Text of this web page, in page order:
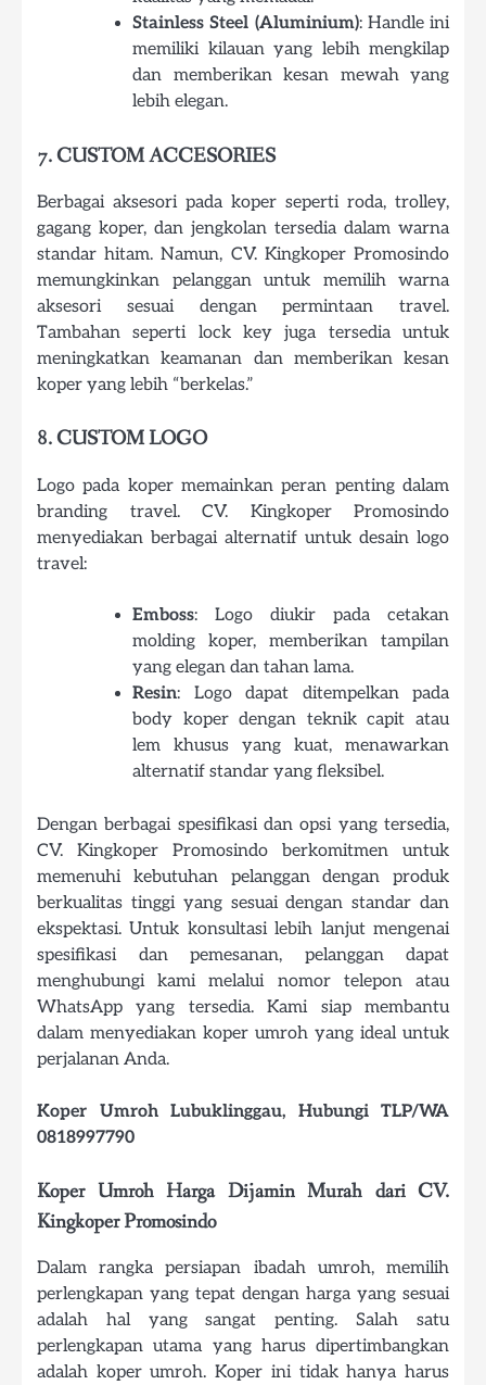
Stainless Steel (Aluminium): Handle ini
memiliki kilauan yang lebih mengkilap
dan memberikan kesan mewah yang
lebih elegan.
7. CUSTOM ACCESORIES
Berbagai aksesori pada koper seperti roda, trolley,
gagang koper, dan jengkolan tersedia dalam warna
standar hitam. Namun, CV. Kingkoper Promosindo
memungkinkan pelanggan untuk memilih warna
aksesori sesuai dengan permintaan travel.
Tambahan seperti lock key juga tersedia untuk
meningkatkan keamanan dan memberikan kesan
koper yang lebih “berkelas.”
8. CUSTOM LOGO
Logo pada koper memainkan peran penting dalam
branding travel. CV. Kingkoper Promosindo
menyediakan berbagai alternatif untuk desain logo
travel:
Emboss: Logo diukir pada cetakan
molding koper, memberikan tampilan
yang elegan dan tahan lama.
Resin: Logo dapat ditempelkan pada
body koper dengan teknik capit atau
lem khusus yang kuat, menawarkan
alternatif standar yang fleksibel.
Dengan berbagai spesifikasi dan opsi yang tersedia,
CV. Kingkoper Promosindo berkomitmen untuk
memenuhi kebutuhan pelanggan dengan produk
berkualitas tinggi yang sesuai dengan standar dan
ekspektasi. Untuk konsultasi lebih lanjut mengenai
spesifikasi dan pemesanan, pelanggan dapat
menghubungi kami melalui nomor telepon atau
WhatsApp yang tersedia. Kami siap membantu
dalam menyediakan koper umroh yang ideal untuk
perjalanan Anda.
Koper Umroh Lubuklinggau, Hubungi TLP/WA
0818997790
Koper Umroh Harga Dijamin Murah dari CV.
Kingkoper Promosindo
Dalam rangka persiapan ibadah umroh, memilih
perlengkapan yang tepat dengan harga yang sesuai
adalah hal yang sangat penting. Salah satu
perlengkapan utama yang harus dipertimbangkan
adalah koper umroh. Koper ini tidak hanya harus